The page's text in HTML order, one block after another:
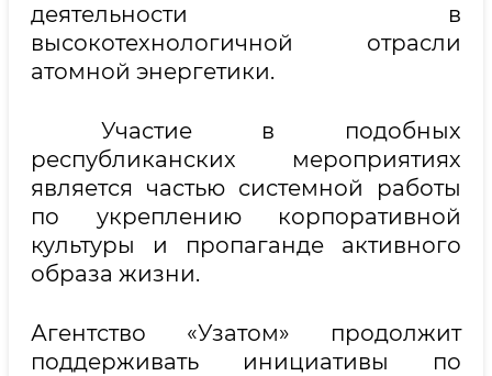
деятельности в
высокотехнологичной отрасли
атомной энергетики.
Участие в подобных
республиканских мероприятиях
является частью системной работы
по укреплению корпоративной
культуры и пропаганде активного
образа жизни.
Агентство «Узатом» продолжит
поддерживать инициативы по